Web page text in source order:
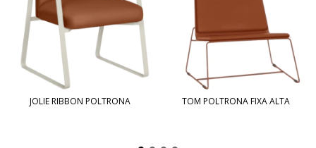
JOLIE RIBBON POLTRONA TOM POLTRONA FIXA ALTA